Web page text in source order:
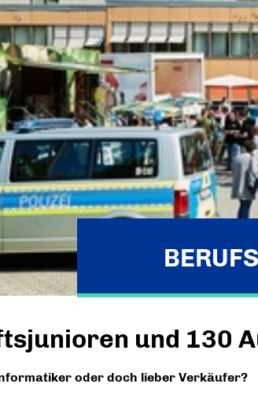
und 130
oder doch lieber Verkäufer?